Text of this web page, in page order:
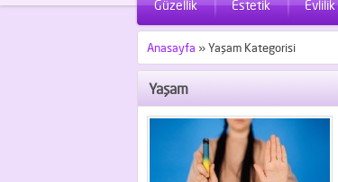
Güzellik Estetik Evlilik
Anasayfa »Yaşam Kategorisi
Yaşam